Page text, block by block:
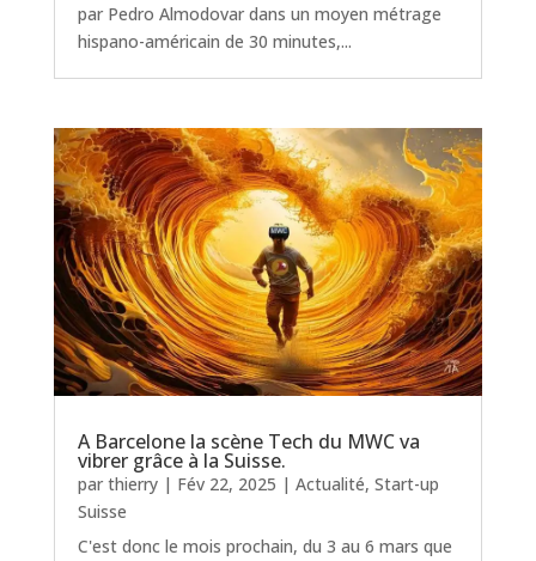
par Pedro Almodovar dans un moyen métrage
hispano-américain de 30 minutes,...
A Barcelone la scène Tech du MWC va
vibrer grâce à la Suisse.
par thierry| Fév 22, 2025 | Actualité, Start-up
Suisse
C'est donc le mois prochain, du 3 au 6 mars que